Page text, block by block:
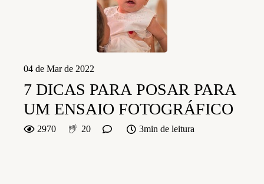
04 de Mar de 2022
7 DICAS PARA POSAR PARA
UM ENSAIO FOTOGRÁFICO
2970 20 3min de leitura